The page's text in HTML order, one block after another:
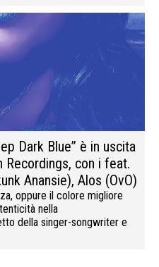
Dark Blue” è in uscita
Recordings, con i feat.
Anansie), Alos (OvO)
oppure il colore migliore
nella
della singer-songwriter e